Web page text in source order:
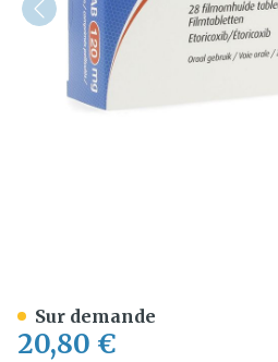
20,80 €
Sur demande